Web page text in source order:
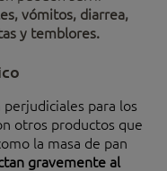
vómitos, diarrea,
y temblores.
perjudiciales para los
otros productos que
la masa de pan
gravemente al